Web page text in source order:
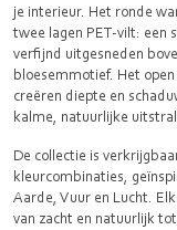
je interieur. Het ronde
twee lagen PET-vilt: een
verfijnd uitgesneden
bloesemmotief. Het
creëren diepte en
kalme, natuurlijke
De collectie is
kleurcombinaties,
Aarde, Vuur en Lucht.
van zacht en natuurlijk